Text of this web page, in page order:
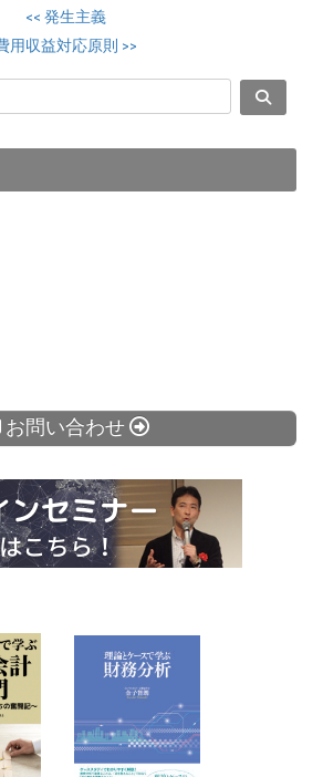
<< 発生主義
用収益対応原則 >>
お問い合わせ